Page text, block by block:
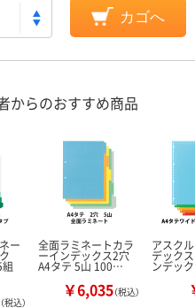
カゴへ
からのおすすめ商品
ー
組
（税込）
全面ラミネートカラ
ーインデックス2穴
A4タテ 5山 100…
￥6,035（税込）
アスク
デック
ンデッ